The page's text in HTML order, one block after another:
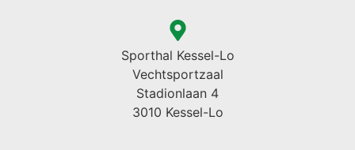
Sporthal Kessel-Lo
Vechtsportzaal
Stadionlaan 4
3010 Kessel-Lo